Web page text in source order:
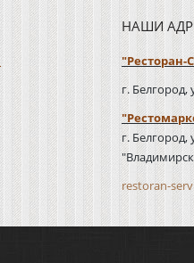
НАШИ
"Ресторан-
г. Белгород,
г. Белгород,
restoran-